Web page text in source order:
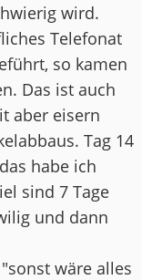
wird.
Telefonat
so kamen
Das ist auch
aber eisern
Tag 14
habe ich
sind 7 Tage
und dann
wäre alles